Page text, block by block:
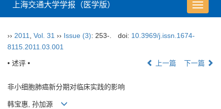
导
航
上海交通大学学报（医学版）
›› 2011 Vol. 31 ›› Issue (3): 253-. doi: 10.3969/j.issn.1674-
8115.2011.03.001
• 述评 • 上一篇 下一篇
非小细胞肺癌新分期对临床实践的影响
韩宝惠, 孙加源